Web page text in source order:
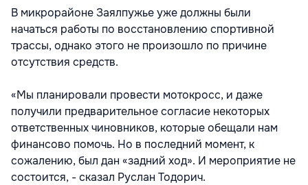
В микрорайоне Заялпужье уже должны были
начаться работы по восстановлению спортивной
трассы, однако этого не произошло по причине
отсутствия средств.
«Мы планировали провести мотокросс, и даже
получили предварительное согласие некоторых
ответственных чиновников, которые обещали нам
финансово помочь. Но в последний момент, к
сожалению, был дан «задний ход». И мероприятие не
состоится, - сказал Руслан Тодорич.